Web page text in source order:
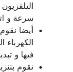
سرعة و
أيضا
الكهرباء
فيها و
نقوم